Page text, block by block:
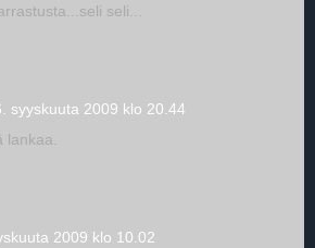
seli...
syyskuuta 2009 klo 20.44
lankaa.
2009 klo 10.02